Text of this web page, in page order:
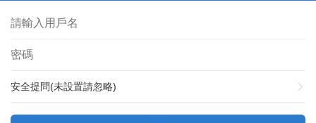
安全提問(未設置請忽略)